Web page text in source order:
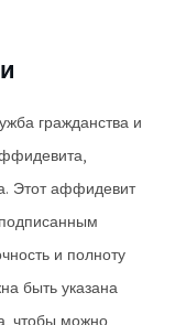
гражданства и
Этот аффидевит
и полноту
быть указана
чтобы можно